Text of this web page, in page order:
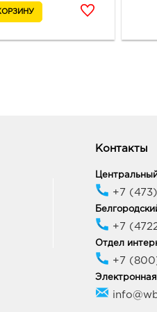
пр-кт Московский, д.
Воронежская обл, г
д. 62
9:00 - 20:00
Европа: 252.0 руб.
Контакты
+7
+7
Отдел
+7